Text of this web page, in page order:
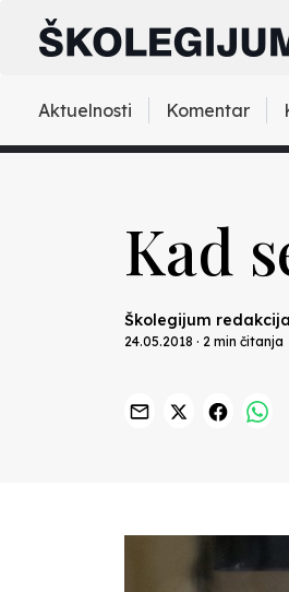
Aktuelnosti Komentar
Kad
Školegijum redakcija
24.05.2018 · 2 min čitanja